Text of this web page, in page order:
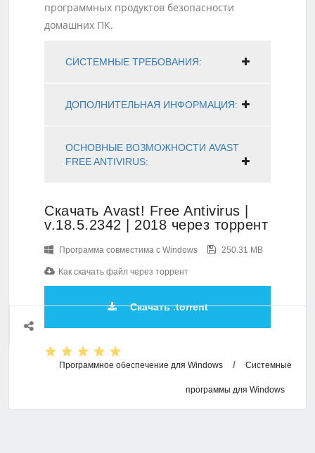
программных продуктов безопасности
домашних ПК.
СИСТЕМНЫЕ ТРЕБОВАНИЯ:
ДОПОЛНИТЕЛЬНАЯ ИНФОРМАЦИЯ:
ОСНОВНЫЕ ВОЗМОЖНОСТИ AVAST
FREE ANTIVIRUS:
Скачать Avast! Free Antivirus |
v.18.5.2342 | 2018 через торрент
Программа совместима с Windows 250.31 MB
Как скачать файл через торрент
Скачать .torrent
Программное обеспечение для Windows / Системные
программы для Windows